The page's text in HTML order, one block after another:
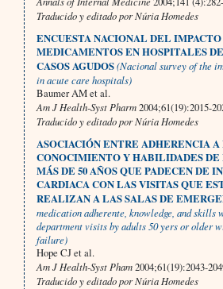
Traducido y editado por Núria Homedes
ENCUESTA NACIONAL DEL
MEDICAMENTOS EN HOSPITALES
CASOS AGUDOS(Nacional survey of the
in acute care hospitals)
Baumer AM et al.
Am J Health-Syst Pharm2004;61(19):2015-
Traducido y editado por Núria Homedes
ASOCIACIÓN ENTRE ADHERENCIA
CONOCIMIENTO Y HABILIDADES DE
MÁS DE 50 AÑOS QUE PADECEN DE
CARDIACA CON LAS VISITAS QUE
REALIZAN A LAS SALAS DE
medication adherente, knowledge, and skills
department visits by adults 50 yers or older
failure)
Hope CJ et al.
Am J Health-Syst Pham2004;61(19):2043-
Traducido y editado por Núria Homedes